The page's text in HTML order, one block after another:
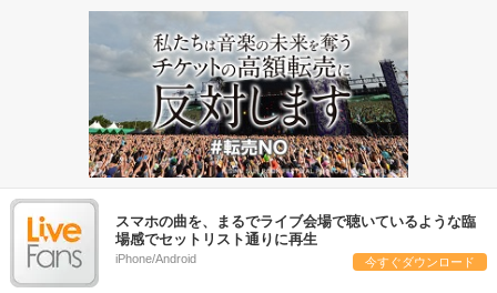
スマホの曲を、まるでライブ会場で聴いているような臨
場感でセットリスト通りに再生
iPhone/Android 今すぐダウンロード